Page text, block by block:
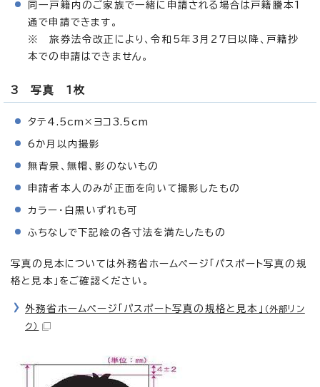
同一戸籍内のご家族で一緒に申請される場合は戸籍謄本1
通で申請できます。
※ 旅券法令改正により、令和5年3月27日以降、戸籍抄
本での申請はできません。
3 写真 1枚
タテ4.5cm×ヨコ3.5cm
6か月以内撮影
無背景、無帽、影のないもの
申請者本人のみが正面を向いて撮影したもの
カラー・白黒いずれも可
ふちなしで下記絵の各寸法を満たしたもの
写真の見本については外務省ホームページ「パスポート写真の規
格と見本」をご確認ください。
外務省ホームページ「パスポート写真の規格と見本」 （外部リン
ク）